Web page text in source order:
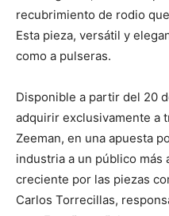
recubrimiento de rodio
Esta pieza, versátil y
como a pulseras.
Disponible a partir del 20
adquirir exclusivamente a
Zeeman, en una apuesta
industria a un público
creciente por las piezas
Carlos Torrecillas,